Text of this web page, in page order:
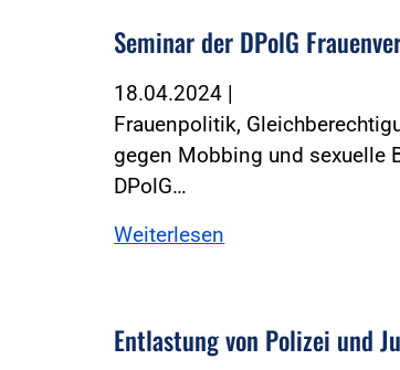
Seminar der DPolG
18.04.2024 |
Frauenpolitik,
gegen Mobbing und sexuelle
DPolG…
Weiterlesen
Entlastung von Polizei und